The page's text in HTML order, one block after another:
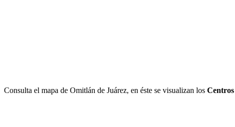
Consulta el mapa de Omitlán de Juárez, en éste se visualizan los Centros